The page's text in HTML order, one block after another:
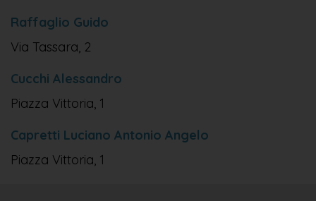
Raffaglio Guido
Via Tassara, 2
Cucchi Alessandro
Piazza Vittoria, 1
Capretti Luciano Antonio Angelo
Piazza Vittoria, 1